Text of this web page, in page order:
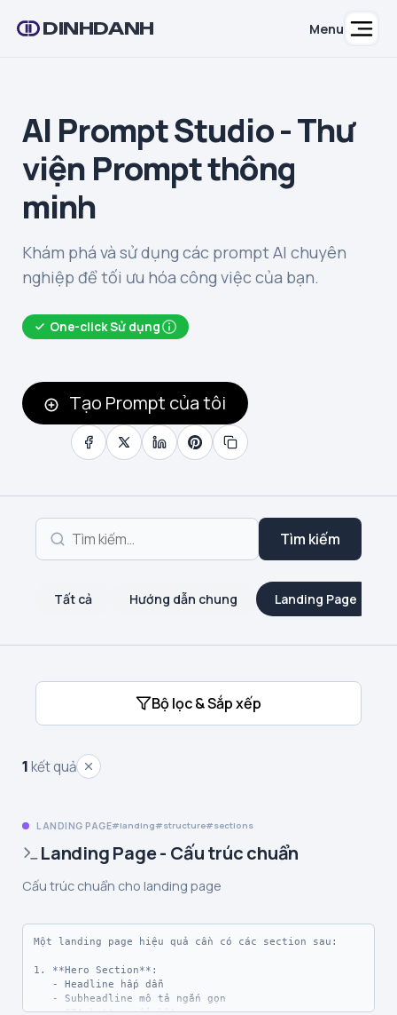
DINHDANH Menu
AI Prompt Studio - Thư
viện Prompt thông
minh
Khám phá và sử dụng các prompt AI chuyên
nghiệp để tối ưu hóa công việc của bạn.
One-click Sử dụng
Tạo Prompt của tôi
Tìm kiếm
Tất cả Hướng dẫn chung Landing Page
Bộ lọc & Sắp xếp
1kết quả
LANDING PAGE landing structure sections
Landing Page - Cấu trúc chuẩn
Cấu trúc chuẩn cho landing page
Một landing page hiệu quả cần có các section sau:
1. **Hero Section**: